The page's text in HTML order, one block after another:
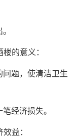
的意义：
题，使清洁卫生
经济损失。
益：